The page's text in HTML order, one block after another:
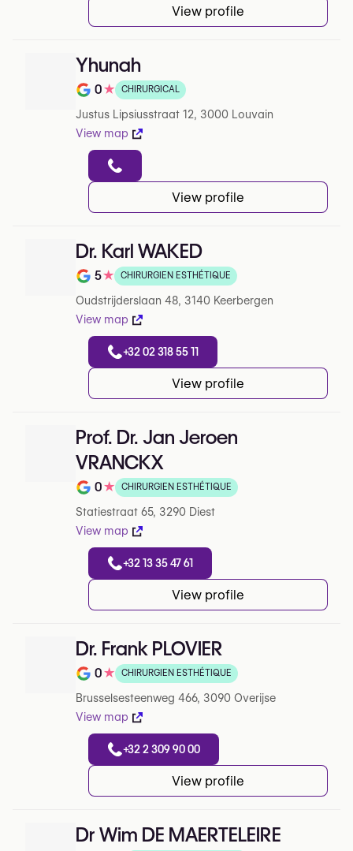
View profile
Yhunah
Note de 0 sur 5 sur Google
0★ CHIRURGICAL
Justus Lipsiusstraat 12, 3000 Louvain
View map
View profile
Dr. Karl WAKED
Note de 5 sur 5 sur Google
5★ CHIRURGIEN ESTHÉTIQUE
Oudstrijderslaan 48, 3140 Keerbergen
View map
+32 02 318 55 11
View profile
Prof. Dr. Jan Jeroen
VRANCKX
Note de 0 sur 5 sur Google
0★ CHIRURGIEN ESTHÉTIQUE
Statiestraat 65, 3290 Diest
View map
+32 13 35 47 61
View profile
Dr. Frank PLOVIER
Note de 0 sur 5 sur Google
0★ CHIRURGIEN ESTHÉTIQUE
Brusselsesteenweg 466, 3090 Overijse
View map
+32 2 309 90 00
View profile
Dr Wim DE MAERTELEIRE